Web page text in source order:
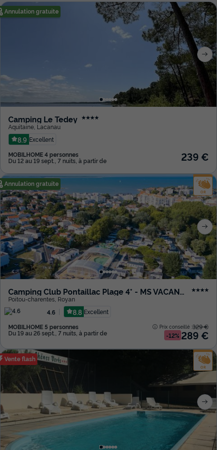
Annulation gratuite
Camping Le Tedey ★★★★
Aquitaine Lacanau
8.9 Excellent
MOBILHOME 4 personnes
Du 12 au 19 sept., 7 nuits, à partir de 239 €
Annulation gratuite
Camping Club Pontaillac Plage 4* - MS VACANCES ★★★★
Poitou-charentes Royan
4.6
8.8 Excellent
MOBILHOME 5 personnes
Du 19 au 26 sept., 7 nuits, à partir de
Prix conseillé :329 €
-12% 289 €
Vente flash